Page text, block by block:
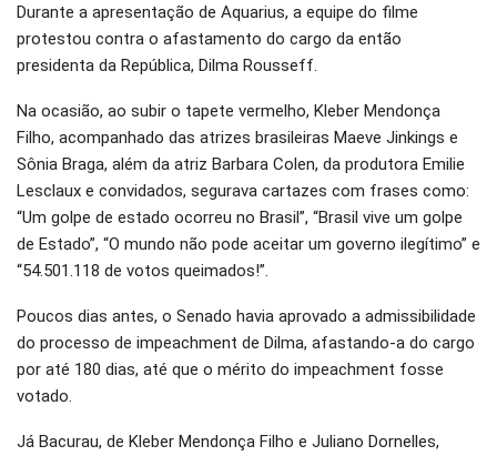
Durante a apresentação de Aquarius, a equipe do filme
protestou contra o afastamento do cargo da então
presidenta da República, Dilma Rousseff.
Na ocasião, ao subir o tapete vermelho, Kleber Mendonça
Filho, acompanhado das atrizes brasileiras Maeve Jinkings e
Sônia Braga, além da atriz Barbara Colen, da produtora Emilie
Lesclaux e convidados, segurava cartazes com frases como:
“Um golpe de estado ocorreu no Brasil”, “Brasil vive um golpe
de Estado”, “O mundo não pode aceitar um governo ilegítimo” e
“54.501.118 de votos queimados!”.
Poucos dias antes, o Senado havia aprovado a admissibilidade
do processo de impeachment de Dilma, afastando-a do cargo
por até 180 dias, até que o mérito do impeachment fosse
votado.
Já Bacurau, de Kleber Mendonça Filho e Juliano Dornelles,